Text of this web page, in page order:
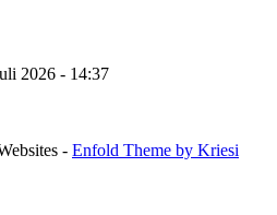
2026 - 14:37
- Enfold Theme by Kriesi